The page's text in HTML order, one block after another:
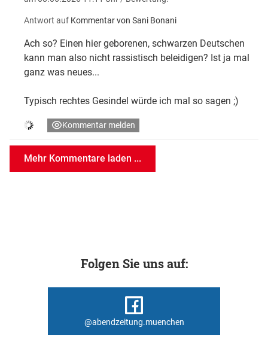
Antwort auf Kommentar von Sani Bonani
Ach so? Einen hier geborenen, schwarzen Deutschen
kann man also nicht rassistisch beleidigen? Ist ja mal
ganz was neues...
Typisch rechtes Gesindel würde ich mal so sagen ;)
Kommentar melden
Mehr Kommentare laden ...
Folgen Sie uns auf:
@abendzeitung.muenchen